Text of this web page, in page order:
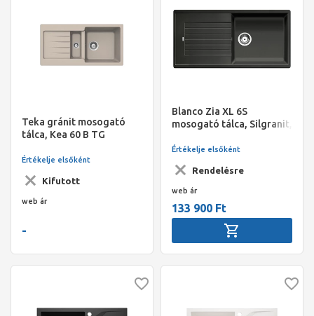
Teka gránit mosogató
tálca, Kea 60 B TG
Kifutott
Értékelje elsőként
web ár
-
Blanco Zia XL 6S
mosogató tálca, Silgranit,
csepptálcával, antracit
Rendelésre
Értékelje elsőként
web ár
133 900 Ft